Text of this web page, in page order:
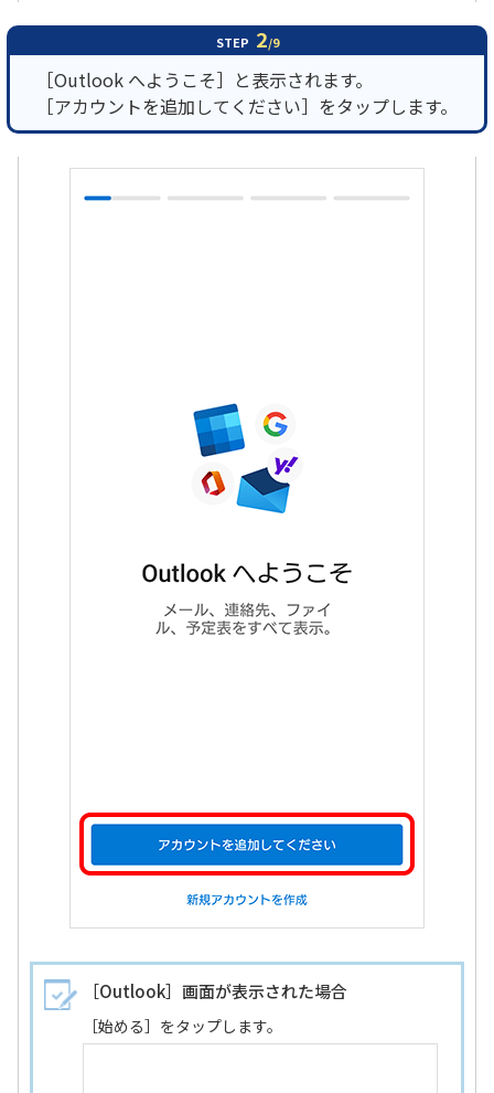
STEP 2/9
［Outlook へようこそ］と表示されます。
［アカウントを追加してください］をタップします。
［Outlook］画面が表示された場合
［始める］をタップします。